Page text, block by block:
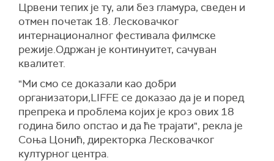
Црвени тепих је ту, али без гламура, сведен и
отмен почетак 18. Лесковачког
интернационалног фестивала филмске
режије.Одржан је континуитет, сачуван
квалитет.
"Ми смо се доказали као добри
организатори,LIFFE се доказао да је и поред
препрека и проблема којих је кроз ових 18
година било опстао и да ће трајати", рекла је
Соња Цонић, директорка Лесковачког
културног центра.